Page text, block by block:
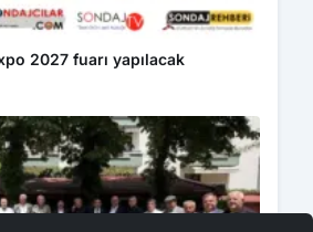
2027 fuarı yapılacak